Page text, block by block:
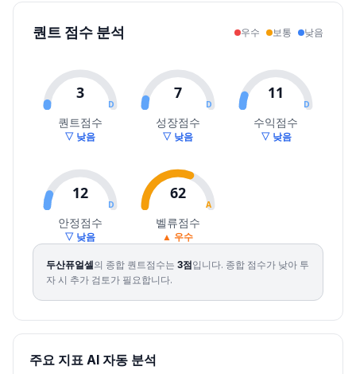
2026.07.31
2060024550
1755895
2026.08.04
2760028600 263502860010.21
692507
2026.08.05
30800 36600 29450 34600 20.98
2799090
2026.08.06
3570035850 3300033000-4.62
1025182
2026.08.07
32300 2880030550 878074
퀀트 점수 분석 우수 보통 낮음
3
D
퀀트점수
▽ 낮음
7
D
성장점수
▽ 낮음
11
D
수익점수
▽ 낮음
12
D
안정점수
▽ 낮음
62
A
벨류점수
▲ 우수
두산퓨얼셀의 종합 퀀트점수는 3점입니다. 종합 점수가 낮아 투
자 시 추가 검토가 필요합니다.
주요 지표 AI 자동 분석